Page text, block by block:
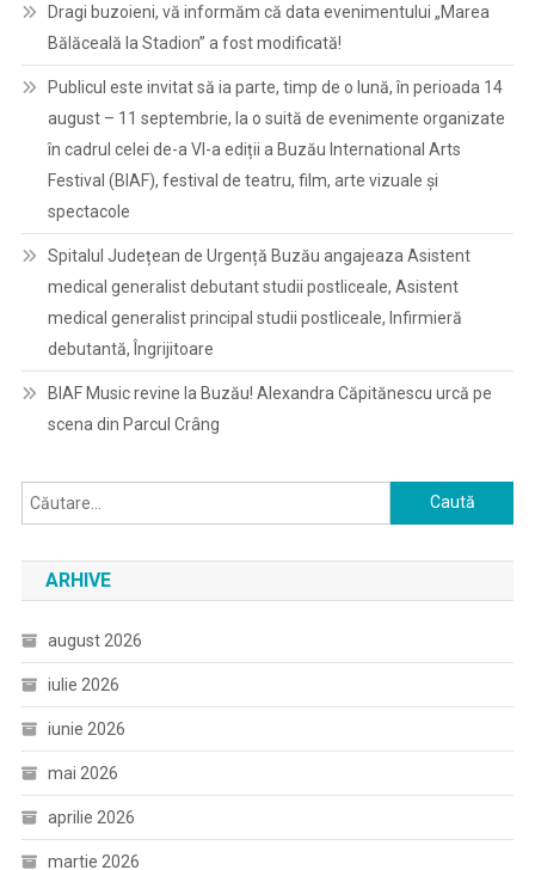
Dragi buzoieni, vă informăm că data evenimentului „Marea
Bălăceală la Stadion” a fost modificată!
Publicul este invitat să ia parte, timp de o lună, în perioada 14
august – 11 septembrie, la o suită de evenimente organizate
în cadrul celei de-a VI-a ediții a Buzău International Arts
Festival (BIAF), festival de teatru, film, arte vizuale și
spectacole
Spitalul Județean de Urgență Buzău angajeaza Asistent
medical generalist debutant studii postliceale, Asistent
medical generalist principal studii postliceale, Infirmieră
debutantă, Îngrijitoare
BIAF Music revine la Buzău! Alexandra Căpitănescu urcă pe
scena din Parcul Crâng
Caută
după:
ARHIVE
august 2026
iulie 2026
iunie 2026
mai 2026
aprilie 2026
martie 2026